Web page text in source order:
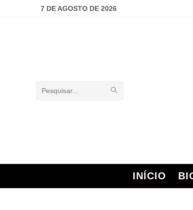
7 DE AGOSTO DE 2026
Pesquisar
INÍCIO